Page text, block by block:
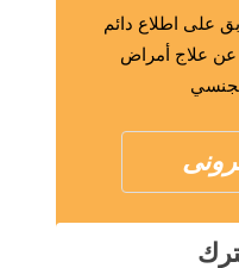
على اطلاع دائم
عن علاج أمراض